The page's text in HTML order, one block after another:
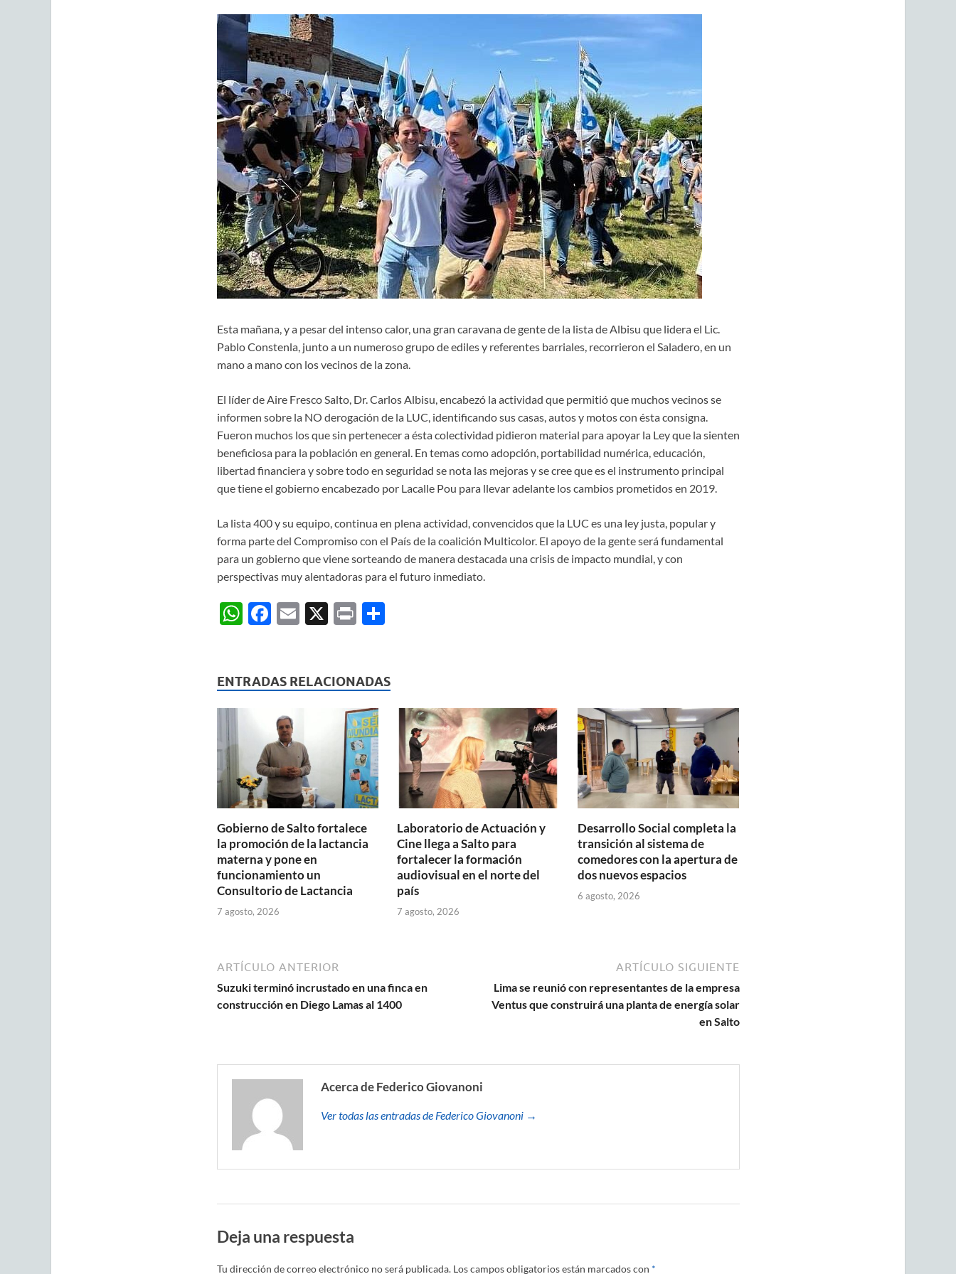
Esta mañana, y a pesar del intenso calor, una gran caravana de gente de la lista de Albisu que lidera el Lic.
Pablo Constenla, junto a un numeroso grupo de ediles y referentes barriales, recorrieron el Saladero, en un
mano a mano con los vecinos de la zona.
El líder de Aire Fresco Salto, Dr. Carlos Albisu, encabezó la actividad que permitió que muchos vecinos se
informen sobre la NO derogación de la LUC, identificando sus casas, autos y motos con ésta consigna.
Fueron muchos los que sin pertenecer a ésta colectividad pidieron material para apoyar la Ley que la sienten
beneficiosa para la población en general. En temas como adopción, portabilidad numérica, educación,
libertad financiera y sobre todo en seguridad se nota las mejoras y se cree que es el instrumento principal
que tiene el gobierno encabezado por Lacalle Pou para llevar adelante los cambios prometidos en 2019.
La lista 400 y su equipo, continua en plena actividad, convencidos que la LUC es una ley justa, popular y
forma parte del Compromiso con el País de la coalición Multicolor. El apoyo de la gente será fundamental
para un gobierno que viene sorteando de manera destacada una crisis de impacto mundial, y con
perspectivas muy alentadoras para el futuro inmediato.
W
s
A
p
p
F
b
o
k
E X P C
p
ar
ENTRADAS RELACIONADAS
Gobierno de Salto fortalece
la promoción de la lactancia
materna y pone en
funcionamiento un
Consultorio de Lactancia
7 agosto, 2026
Laboratorio de Actuación y
Cine llega a Salto para
fortalecer la formación
audiovisual en el norte del
país
7 agosto, 2026
Desarrollo Social completa la
transición al sistema de
comedores con la apertura de
dos nuevos espacios
6 agosto, 2026
ARTÍCULO ANTERIOR
Suzuki terminó incrustado en una finca en
construcción en Diego Lamas al 1400
ARTÍCULO SIGUIENTE
Lima se reunió con representantes de la empresa
Ventus que construirá una planta de energía solar
en Salto
Acerca de Federico Giovanoni
Ver todas las entradas de Federico Giovanoni →
Deja una respuesta
Tu dirección de correo electrónico no será publicada. Los campos obligatorios están marcados con *